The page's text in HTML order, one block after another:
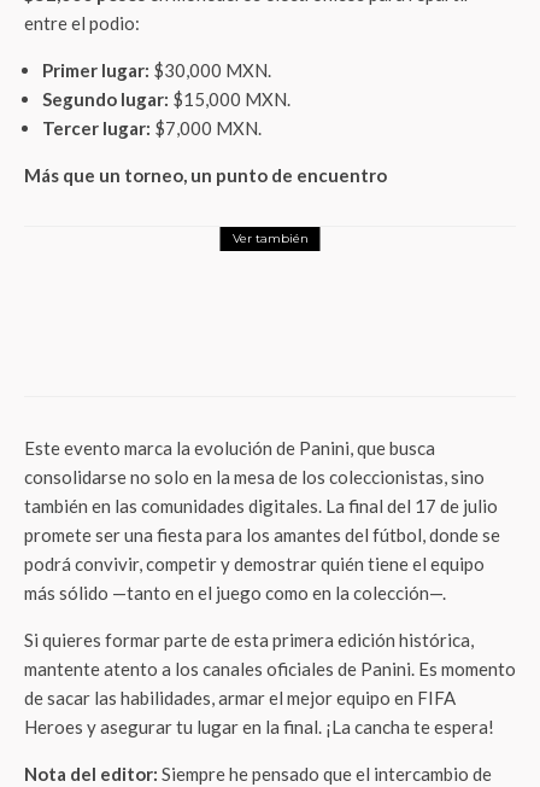
entre el podio:
Primer lugar: $30,000 MXN.
Segundo lugar: $15,000 MXN.
Tercer lugar: $7,000 MXN.
Más que un torneo, un punto de encuentro
Ver también
Este evento marca la evolución de Panini, que busca
consolidarse no solo en la mesa de los coleccionistas, sino
también en las comunidades digitales. La final del 17 de julio
promete ser una fiesta para los amantes del fútbol, donde se
podrá convivir, competir y demostrar quién tiene el equipo
más sólido —tanto en el juego como en la colección—.
Si quieres formar parte de esta primera edición histórica,
mantente atento a los canales oficiales de Panini. Es momento
de sacar las habilidades, armar el mejor equipo en FIFA
Heroes y asegurar tu lugar en la final. ¡La cancha te espera!
Nota del editor: Siempre he pensado que el intercambio de